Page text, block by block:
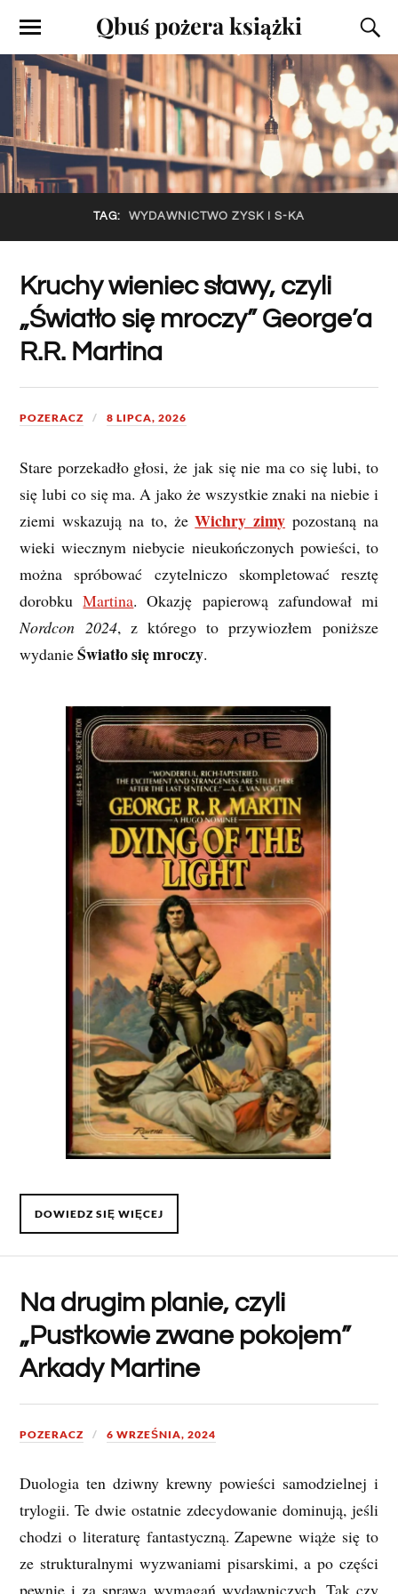
Qbuś pożera książki
TAG: WYDAWNICTWO ZYSK I S-KA
Kruchy wieniec sławy, czyli
„Światło się mroczy” George’a
R.R. Martina
POZERACZ 8 LIPCA, 2026
Stare porzekadło głosi, żejak się nie ma co się lubi, to
się lubi co się ma. A jako że wszystkie znaki na niebie i
ziemi wskazują na to, żeWichry zimy pozostaną na
wieki wiecznym niebycie nieukończonych powieści, to
można spróbować czytelniczo skompletować resztę
dorobkuMartina. Okazję papierową zafundował mi
Nordcon 2024, z którego to przywiozłem poniższe
wydanieŚwiatło się mroczy.
DOWIEDZ SIĘ WIĘCEJ
Na drugim planie, czyli
„Pustkowie zwane pokojem”
Arkady Martine
POZERACZ 6 WRZEŚNIA, 2024
Duologia ten dziwny krewny powieści samodzielnej i
trylogii. Te dwie ostatnie zdecydowanie dominują, jeśli
chodzi o literaturę fantastyczną. Zapewne wiąże się to
ze strukturalnymi wyzwaniami pisarskimi, a po części
pewnie i za sprawą wymagań wydawniczych. Tak czy